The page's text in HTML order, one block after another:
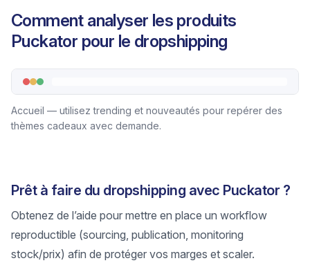
Comment analyser les produits
Puckator pour le dropshipping
Accueil — utilisez trending et nouveautés pour repérer des
thèmes cadeaux avec demande.
Prêt à faire du dropshipping avec Puckator ?
Obtenez de l’aide pour mettre en place un workflow
reproductible (sourcing, publication, monitoring
stock/prix) afin de protéger vos marges et scaler.